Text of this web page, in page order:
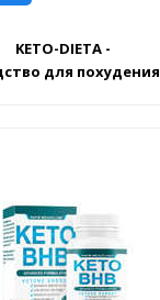
KETO-DIETA -
для похудения